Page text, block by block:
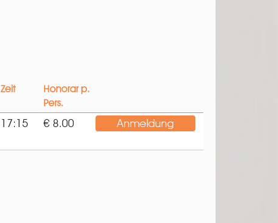
Zeit
Honorar p.
Pers.
17:15 € 8.00 Anmeldung